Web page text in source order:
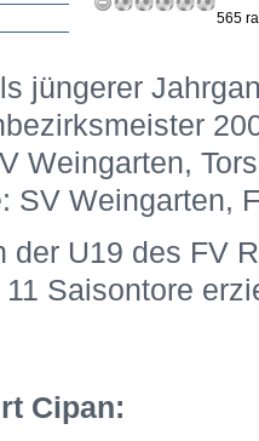
565
jüngerer
Weingarten,
SV Weingarten,
der U19 des FV
11 Saisontore
Cipan: